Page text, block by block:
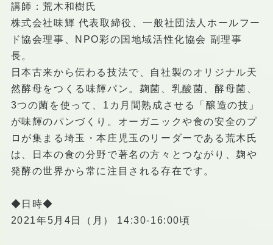
講師：荒木和樹氏
株式会社味輝 代表取締役、一般社団法人ホールフー
ド協会理事、NPO彩の国地域活性化協会 副理事
長。
日本古来から伝わる技法で、自社製のオリジナル天
然酵母をつくる味輝パン。麹菌、乳酸菌、酵母菌、
3つの菌を使って、1カ月間熟成させる「醸造の技」
が味輝のパンづくり。オーガニックや食の安全のプ
ロが集まる埼玉・本庄児玉のリーダーである荒木氏
は、日本の食の分野で著名の方々とつながり、麹や
発酵の世界から常に注目される存在です。
◆日時◆
2021年5月4日（月） 14:30-16:00頃